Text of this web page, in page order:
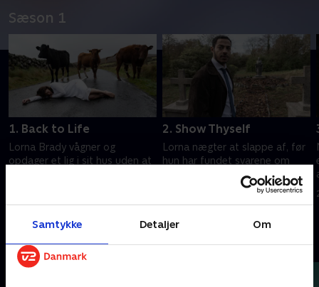
Samtykke Detaljer Om
Sæson 1
1. Back to Life
Lorna Brady vågner og
opdager et lig i sit hus uden at
19. februar 2024 • 53 min
2. Show Thyself
Lorna nægter at slappe af, før
hun har fundet svarene om
Aoife. Colman samarbejder
med det lokale politi
19. februar 2024 • 58 min
Andre så også